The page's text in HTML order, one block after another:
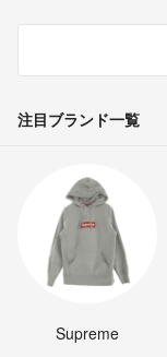
注目ブランド一覧
Supreme